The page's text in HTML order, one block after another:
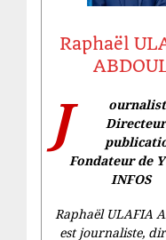
Raphaël
J
Fondateur de
INFOS
Raphaël ULAFIA
est journaliste,